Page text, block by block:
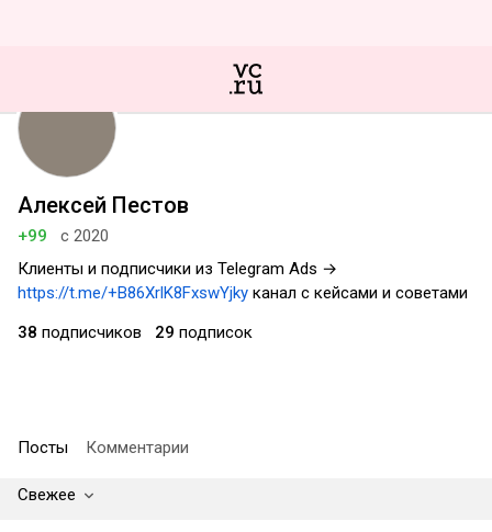
Алексей Пестов
+99
с 2020
Клиенты и подписчики из Telegram Ads →
https://t.me/+B86XrlK8FxswYjky канал с кейсами и советами
38 подписчиков 29 подписок
Посты Комментарии
Свежее